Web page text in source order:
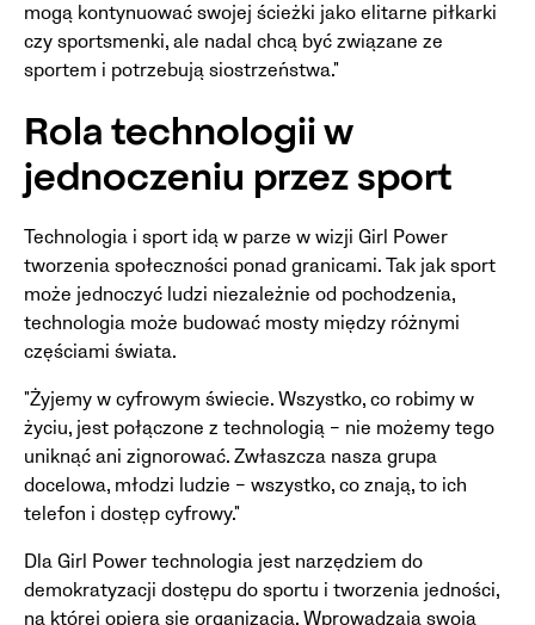
mogą kontynuować swojej ścieżki jako elitarne piłkarki
czy sportsmenki, ale nadal chcą być związane ze
sportem i potrzebują siostrzeństwa."
Rola technologii w
jednoczeniu przez sport
Technologia i sport idą w parze w wizji Girl Power
tworzenia społeczności ponad granicami. Tak jak sport
może jednoczyć ludzi niezależnie od pochodzenia,
technologia może budować mosty między różnymi
częściami świata.
"Żyjemy w cyfrowym świecie. Wszystko, co robimy w
życiu, jest połączone z technologią – nie możemy tego
uniknąć ani zignorować. Zwłaszcza nasza grupa
docelowa, młodzi ludzie – wszystko, co znają, to ich
telefon i dostęp cyfrowy."
Dla Girl Power technologia jest narzędziem do
demokratyzacji dostępu do sportu i tworzenia jedności,
na której opiera się organizacja. Wprowadzają swoją